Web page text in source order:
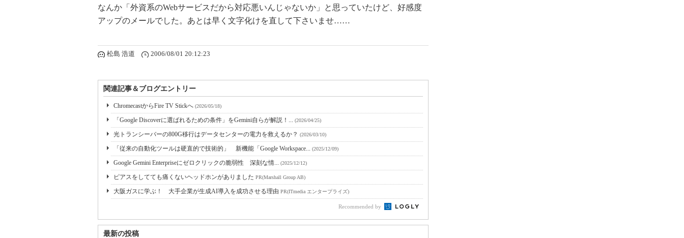
なんか「外資系のWebサービスだから対応悪いんじゃないか」と思っていたけど、好感度
アップのメールでした。あとは早く文字化けを直して下さいませ……
松島 浩道 2006/08/01 20:12:23
関連記事＆ブログエントリー
ChromecastからFire TV Stickへ (2026/05/18)
「Google Discoverに選ばれるための条件」をGemini自らが解説！... (2026/04/25)
光トランシーバーの800G移行はデータセンターの電力を救えるか？ (2026/03/10)
「従来の自動化ツールは硬直的で技術的」 新機能「Google Workspace... (2025/12/09)
Google Gemini Enterpriseにゼロクリックの脆弱性 深刻な情... (2025/12/12)
ピアスをしてても痛くないヘッドホンがありました PR(Marshall Group AB)
大阪ガスに学ぶ！ 大手企業が生成AI導入を成功させる理由 PR(ITmedia エンタープライズ)
Recommended by
最新の投稿